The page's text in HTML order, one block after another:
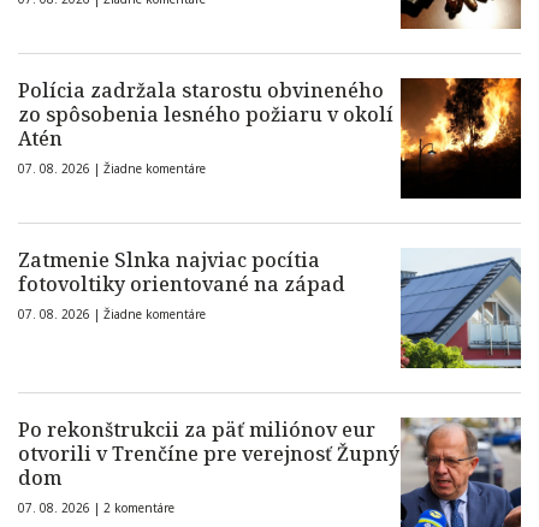
Polícia zadržala starostu obvineného
zo spôsobenia lesného požiaru v okolí
Atén
07. 08. 2026 | Žiadne komentáre
Zatmenie Slnka najviac pocítia
fotovoltiky orientované na západ
07. 08. 2026 | Žiadne komentáre
Po rekonštrukcii za päť miliónov eur
otvorili v Trenčíne pre verejnosť Župný
dom
07. 08. 2026 | 2 komentáre